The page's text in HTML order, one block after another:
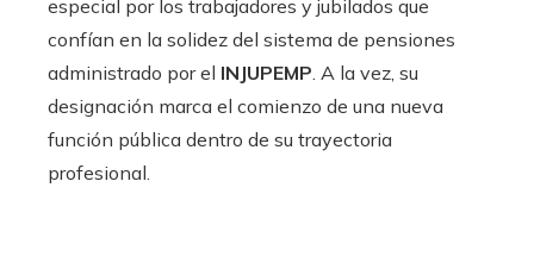
especial por los trabajadores y jubilados que
confían en la solidez del sistema de pensiones
administrado por el INJUPEMP. A la vez, su
designación marca el comienzo de una nueva
función pública dentro de su trayectoria
profesional.